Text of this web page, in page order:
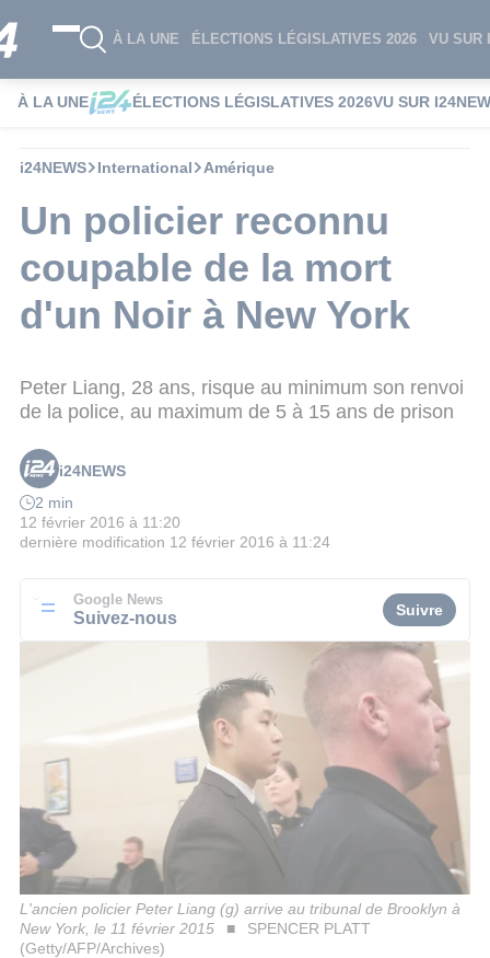
À LA UNE ÉLECTIONS LÉGISLATIVES 2026 VU SUR
À LA UNE ÉLECTIONS LÉGISLATIVES 2026VU SUR
i24NEWS International Amérique
Un policier reconnu
coupable de la mort
d'un Noir à New York
Peter Liang, 28 ans, risque au minimum son renvoi
de la police, au maximum de 5 à 15 ans de prison
i24NEWS
2 min
12 février 2016 à 11:20
dernière modification 12 février 2016 à 11:24
Google News
Suivez-nous Suivre
L'ancien policier Peter Liang (g) arrive au tribunal de Brooklyn à
New York, le 11 février 2015
SPENCER PLATT
(Getty/AFP/Archives)